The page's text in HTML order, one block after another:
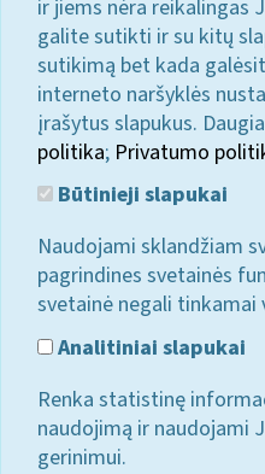
ir jiems nėra reikalingas
galite sutikti ir su kitų
sutikimą bet kada
interneto naršyklės
įrašytus slapukus.
politika; Privatumo
Būtinieji slapukai
Naudojami sklandžiam
pagrindines svetainės
svetainė negali tinkamai
Analitiniai slapukai
Renka statistinę
naudojimą ir naudojami
gerinimui.